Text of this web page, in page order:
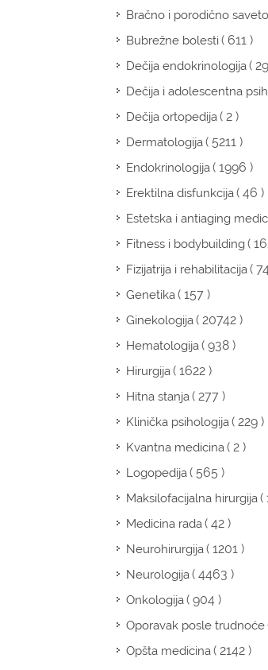
Bračno i porodično
Bubrežne bolesti( 611 )
Dečija endokrinologija(
Dečija i adolescentna
Dečija ortopedija( 2 )
Dermatologija( 5211 )
Endokrinologija( 1996 )
Erektilna disfunkcija( 46 )
Estetska i antiaging
Fitness i bodybuilding(
Fizijatrija i rehabilitacija(
Genetika( 157 )
Ginekologija( 20742 )
Hematologija( 938 )
Hirurgija( 1622 )
Hitna stanja( 277 )
Klinička psihologija( 229 )
Kvantna medicina( 2 )
Logopedija( 565 )
Maksilofacijalna hirurgija(
Medicina rada( 42 )
Neurohirurgija( 1201 )
Neurologija( 4463 )
Onkologija( 904 )
Oporavak posle trudnoće
Opšta medicina( 2142 )